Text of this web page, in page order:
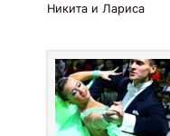
Никита и Лариса